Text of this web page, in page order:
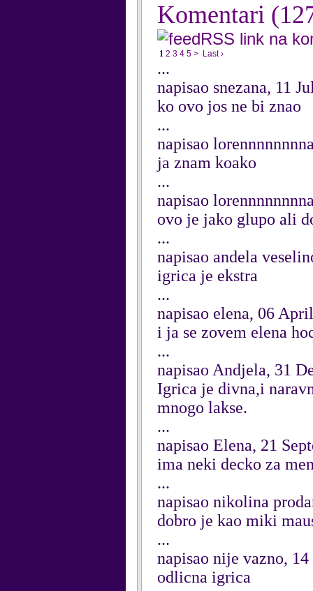
Komentari
RSS link na
1 2 3 4 5 > Last ›
...
napisao snezana, 11
ko ovo jos ne bi znao
...
napisao
ja znam koako
...
napisao
ovo je jako glupo ali
...
napisao andela
igrica je ekstra
...
napisao elena, 06
i ja se zovem elena
...
napisao Andjela, 31
Igrica je divna,i
mnogo lakse.
...
napisao Elena, 21
ima neki decko za
...
napisao nikolina
dobro je kao miki
...
napisao nije vazno,
odlicna igrica